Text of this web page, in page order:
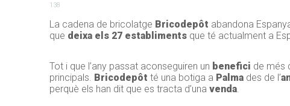
138
La cadena de bricolatge Bricodepôt abandona
que deixa els 27 establiments que té actualment a
Tot i que l’any passat aconseguiren un benefici de més
principals. Bricodepôt té una botiga a Palma des de l’
perquè els han dit que es tracta d’una venda.